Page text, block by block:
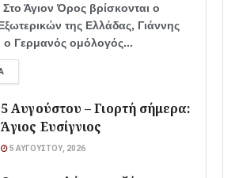
Άγιον Όρος βρίσκονται ο
της Ελλάδας, Γιάννης
ο Γερμανός ομόλογός...
5 Αυγούστου – Γιορτή σήμερα:
Άγιος Ευσίγνιος
5 ΑΥΓΟΎΣΤΟΥ, 2026